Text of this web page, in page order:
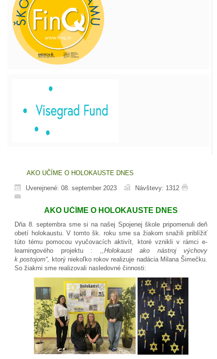
AKO UČÍME O HOLOKAUSTE DNES
Uverejnené: 08. september 2023 Návštevy: 1312
AKO UČÍME O HOLOKAUSTE DNES
Dňa 8. septembra sme si na našej Spojenej škole pripomenuli deň
obetí holokaustu. V tomto šk. roku sme sa žiakom snažili priblížiť
túto tému pomocou vyučovacích aktivít, ktoré vznikli v rámci e-
learningového projektu :
,,Holokaust ako nástroj výchovy
k postojom“, ktorý niekoľko rokov realizuje nadácia Milana Šimečku.
So žiakmi sme realizovali nasledovné činnosti: